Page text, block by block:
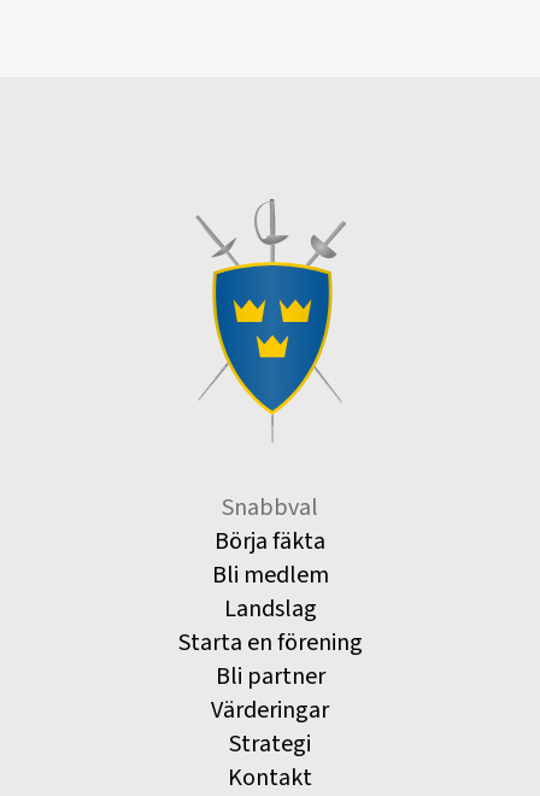
Snabbval
Börja fäkta
Bli medlem
Landslag
Starta en förening
Bli partner
Värderingar
Strategi
Kontakt